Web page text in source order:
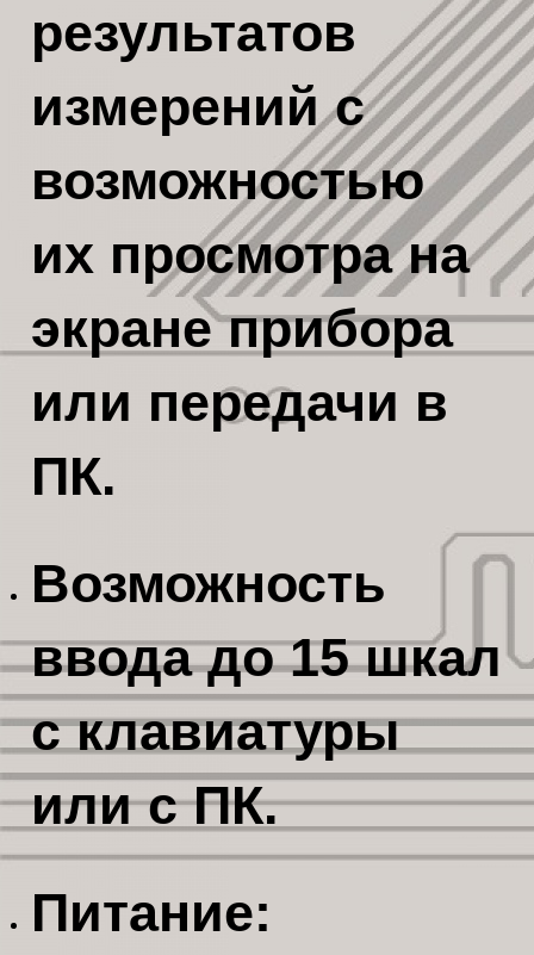
результатов
измерений с
возможностью
их просмотра на
экране прибора
или передачи в
ПК.
Возможность
ввода до 15 шкал
с клавиатуры
или с ПК.
Питание: